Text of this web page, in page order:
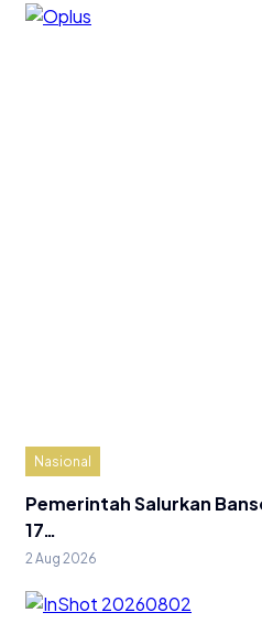
Nasional
Pemerintah Salurkan
17…
2 Aug 2026